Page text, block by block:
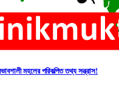
মহলের পরিকল্পিত তথ্য সন্ত্রাস!